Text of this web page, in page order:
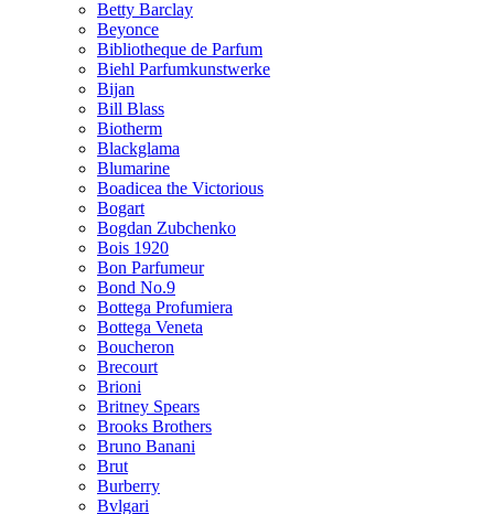
Betty Barclay
Beyonce
Bibliotheque de Parfum
Biehl Parfumkunstwerke
Bijan
Bill Blass
Biotherm
Blackglama
Blumarine
Boadicea the Victorious
Bogart
Bogdan Zubchenko
Bois 1920
Bon Parfumeur
Bond No.9
Bottega Profumiera
Bottega Veneta
Boucheron
Brecourt
Brioni
Britney Spears
Brooks Brothers
Bruno Banani
Brut
Burberry
Bvlgari